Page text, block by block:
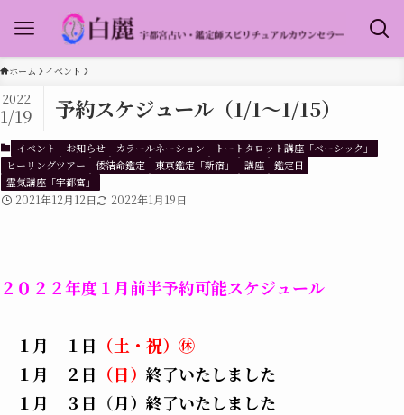
ホーム イベント
予約スケジュール（1/1～1/15）
2022
1/19
イベント お知らせ カラールネーション
トートタロット講座「ベーシック」
ヒーリングツアー
倭結命鑑定 東京鑑定「新宿」 講座
鑑定日
霊気講座「宇都宮」
2021年12月12日 2022年1月19日
２０２２年度１月前半予約可能スケジュール
１月 １日 （土・祝）㊡
１月 ２日 （日） 終了いたしました
１月 ３ 日 （月）終了いたしました